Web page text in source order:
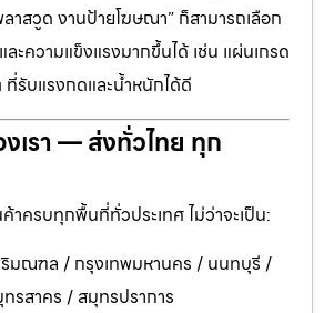
ลาสวูด งานป้ายโฆษณา” ก็สามารถเลือก
ะความแข็งแรงมากขึ้นได้ เช่น แผ่นเกรด
รับแรงกดและน้ำหนักได้ดี
เรา — ส่งทั่วไทย ทุก
าครบทุกพื้นที่ทั่วประเทศ ไม่ว่าจะเป็น:
มณฑล / กรุงเทพมหานคร / นนทบุรี /
รสาคร / สมุทรปราการ